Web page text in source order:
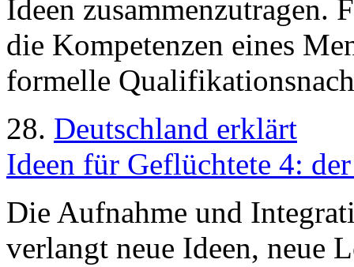
Ideen zusammenzutragen.
die Kompetenzen eines
formelle
28. Deutschland erklärt
Ideen für Geflüchtete 4:
Die Aufnahme und
verlangt neue Ideen, neue